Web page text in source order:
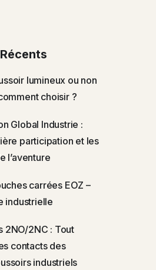
lumineux ou non
choisir ?
Global Industrie :
participation et les
l’aventure
carrées EOZ –
industrielle
2NO/2NC : Tout
contacts des
industriels